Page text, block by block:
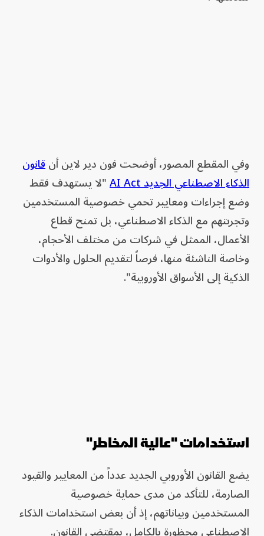
وفي المقطع المصور، أوضحت فون دير لاين أنقانون
الذكاء الاصطناعي الجديد AI Act
"لا يستهدف فقط
وضع إجراءات ومعايير تحمي خصوصية المستخدمين
وتجربتهم مع الذكاء الاصطناعي، بل تمنح قطاع
الأعمال، الممثل في شركات من مختلف الأحجام،
وخاصة الناشئة منها، فرصاً لتقديم الحلول والأدوات
الذكية إلى الأسواق الأوروبية".
استخدامات "عالية المخاطر"
يضع القانون الأوروبي الجديد عدداً من المعايير والقيود
الصارمة، للتأكد من مدى حماية خصوصية
المستخدمين وبياناتهم، إذ أن بعض استخدامات الذكاء